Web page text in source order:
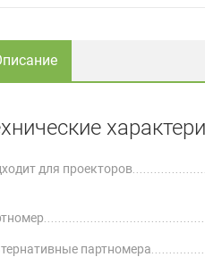
для проекторов
партномера